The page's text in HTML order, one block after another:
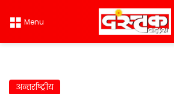
Menu
अन्तर्राष्ट्रीय